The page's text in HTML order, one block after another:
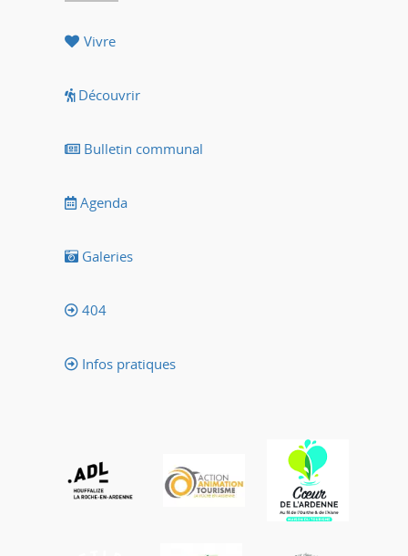
Vivre
Découvrir
Bulletin communal
Agenda
Galeries
404
Infos pratiques